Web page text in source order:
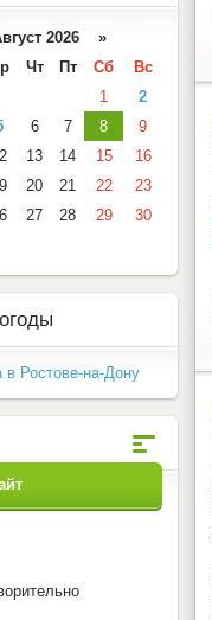
2026 »
Чт Пт Сб
Вс
1
2
6 7 8
9
13 14 15
16
20 21 22
23
27 28 29
30